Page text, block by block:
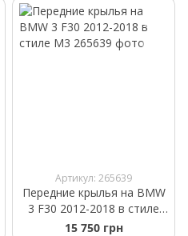
Артикул: 265639
Передние крылья на BMW
3 F30 2012-2018 в стиле
М3
15 750 грн